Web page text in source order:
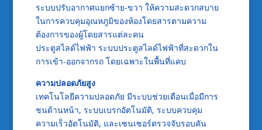
ระบบปรับอากาศแยกซ้าย-ขวา ให้ความสะดวกสบาย
ในการควบคุมอุณหภูมิของห้องโดยสารตามความ
ต้องการของผู้โดยสารแต่ละคน
ประตูสไลด์ไฟฟ้า ระบบประตูสไลด์ไฟฟ้าที่สะดวกใน
การเข้า-ออกจากรถ โดยเฉพาะในพื้นที่แคบ
ความปลอดภัยสูง
เทคโนโลยีความปลอดภัย มีระบบช่วยเตือนเมื่อมีการ
ชนด้านหน้า, ระบบเบรกอัตโนมัติ, ระบบควบคุม
ความเร็วอัตโนมัติ, และเซนเซอร์ตรวจจับรอบคัน